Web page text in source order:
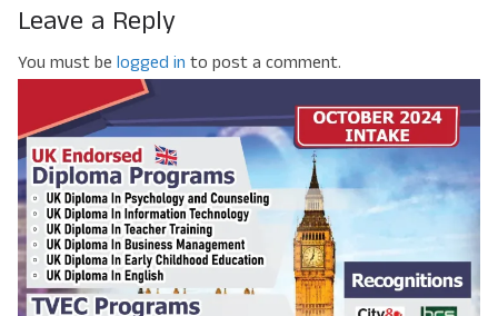
Leave a Reply
You must be logged in to post a comment.